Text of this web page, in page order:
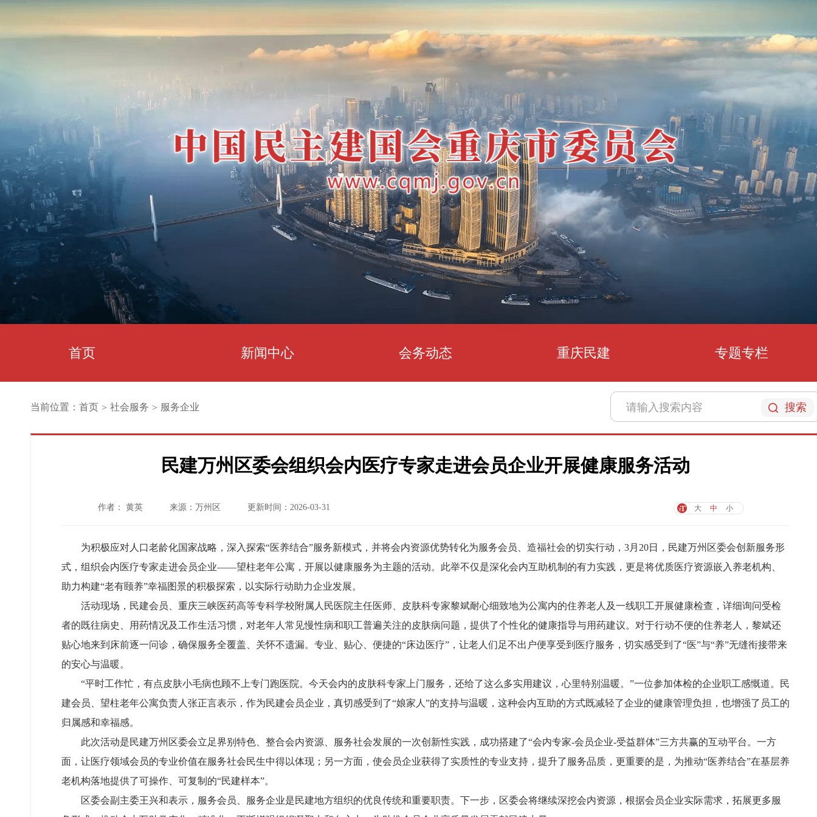
首页 新闻中心 会务动态 重庆民建 专题专栏
搜索
当前位置： 首页 > 社会服务 > 服务企业
民建万州区委会组织会内医疗专家走进会员企业开展健康服务活动
作者： 黄英 来源：万州区 更新时间：2026-03-31 大 中 小
为积极应对人口老龄化国家战略，深入探索“医养结合”服务新模式，并将会内资源优势转化为服务会员、造福社会的切实行动，3月20日，民建万州区委会创新服务形
式，组织会内医疗专家走进会员企业——望柱老年公寓，开展以健康服务为主题的活动。此举不仅是深化会内互助机制的有力实践，更是将优质医疗资源嵌入养老机构、
助力构建“老有颐养”幸福图景的积极探索，以实际行动助力企业发展。
活动现场，民建会员、重庆三峡医药高等专科学校附属人民医院主任医师、皮肤科专家黎斌耐心细致地为公寓内的住养老人及一线职工开展健康检查，详细询问受检
者的既往病史、用药情况及工作生活习惯，对老年人常见慢性病和职工普遍关注的皮肤病问题，提供了个性化的健康指导与用药建议。对于行动不便的住养老人，黎斌还
贴心地来到床前逐一问诊，确保服务全覆盖、关怀不遗漏。专业、贴心、便捷的“床边医疗”，让老人们足不出户便享受到医疗服务，切实感受到了“医”与“养”无缝衔接带来
的安心与温暖。
“平时工作忙，有点皮肤小毛病也顾不上专门跑医院。今天会内的皮肤科专家上门服务，还给了这么多实用建议，心里特别温暖。”一位参加体检的企业职工感慨道。民
建会员、望柱老年公寓负责人张正言表示，作为民建会员企业，真切感受到了“娘家人”的支持与温暖，这种会内互助的方式既减轻了企业的健康管理负担，也增强了员工的
归属感和幸福感。
此次活动是民建万州区委会立足界别特色、整合会内资源、服务社会发展的一次创新性实践，成功搭建了“会内专家-会员企业-受益群体”三方共赢的互动平台。一方
面，让医疗领域会员的专业价值在服务社会民生中得以体现；另一方面，使会员企业获得了实质性的专业支持，提升了服务品质，更重要的是，为推动“医养结合”在基层养
老机构落地提供了可操作、可复制的“民建样本”。
区委会副主委王兴和表示，服务会员、服务企业是民建地方组织的优良传统和重要职责。下一步，区委会将继续深挖会内资源，根据会员企业实际需求，拓展更多服